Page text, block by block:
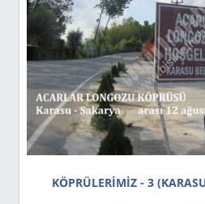
KÖPRÜLERİMİZ - 3